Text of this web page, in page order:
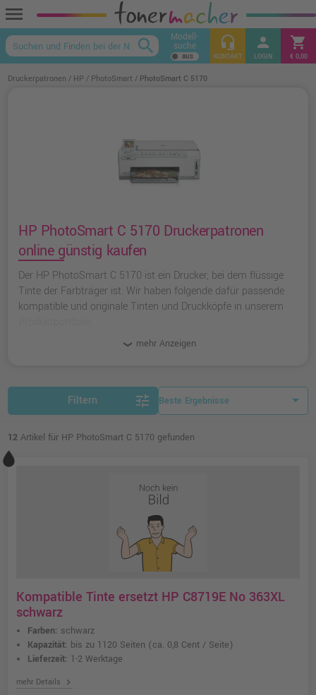
menu
keyboard_arrow_up
search Modell-
suche headset_mic
KONTAKT
person
LOGIN
shopping_cart
€ 0,00
Druckerpatronen HP PhotoSmart PhotoSmart C 5170
HP PhotoSmart C 5170 Druckerpatronen
online günstig kaufen
Der HP PhotoSmart C 5170 ist ein Drucker, bei dem flüssige
Tinte der Farbträger ist. Wir haben folgende dafür passende
kompatible und originale Tinten und Druckköpfe in unserem
mehr Anzeigen
Filtern tune
12 Artikel für HP PhotoSmart C 5170 gefunden
Kompatible Tinte ersetzt HP C8719E No 363XL
schwarz
Farben: schwarz
Kapazität: bis zu 1120 Seiten (ca. 0,8 Cent / Seite)
Lieferzeit: 1-2 Werktage
mehr Details chevron_right